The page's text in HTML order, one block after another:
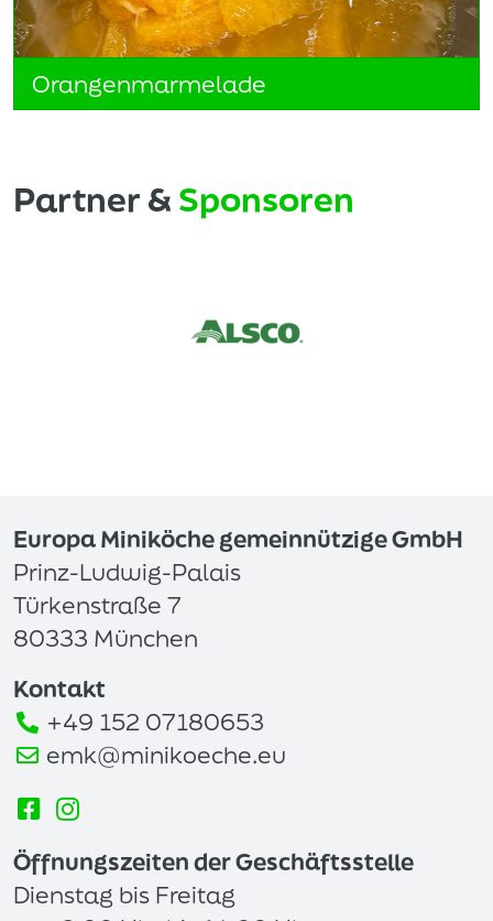
Orangenmarmelade
Partner &Sponsoren
Europa Miniköche gemeinnützige GmbH
Prinz-Ludwig-Palais
Türkenstraße 7
80333 München
Kontakt
+49 152 07180653
emk@minikoeche.eu
Öffnungszeiten der Geschäftsstelle
Dienstag bis Freitag